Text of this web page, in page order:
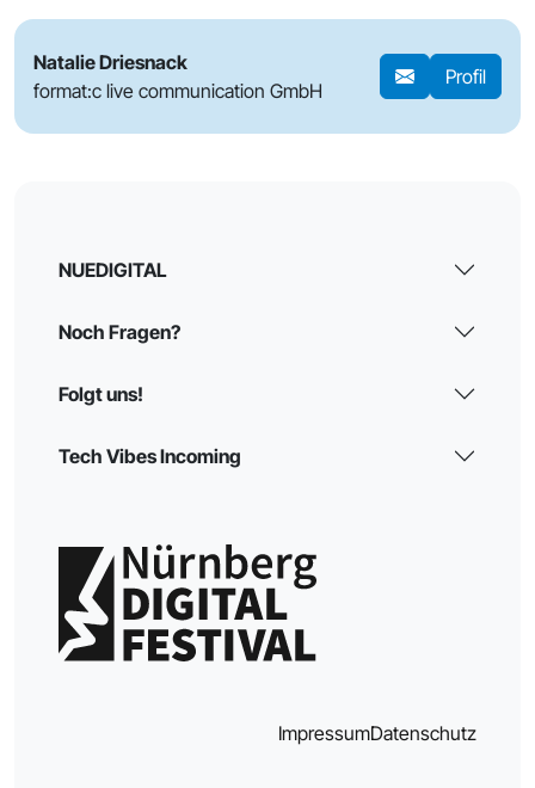
Natalie Driesnack
format:c live communication GmbH
Profil
NUEDIGITAL
Noch Fragen?
Folgt uns!
Tech Vibes Incoming
ImpressumDatenschutz